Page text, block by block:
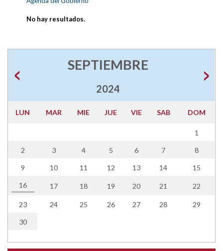
No hay resultados.
SEPTIEMBRE
2024
LUN MAR MIE JUE VIE SAB DOM
1
2 3 4 5 6 7 8
9 10 11 12 13 14 15
16 17 18 19 20 21 22
23 24 25 26 27 28 29
30